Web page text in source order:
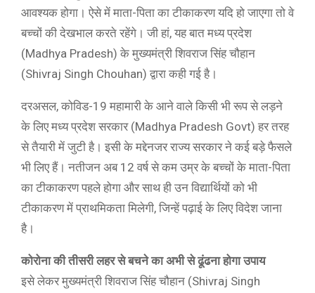
आवश्यक होगा। ऐसे में माता-पिता का टीकाकरण यदि हो जाएगा तो वे
बच्चों की देखभाल करते रहेंगे। जी हां, यह बात मध्य प्रदेश
(Madhya Pradesh) के मुख्यमंत्री शिवराज सिंह चौहान
(Shivraj Singh Chouhan) द्वारा कही गई है।
दरअसल, कोविड-19 महामारी के आने वाले किसी भी रूप से लड़ने
के लिए मध्य प्रदेश सरकार (Madhya Pradesh Govt) हर तरह
से तैयारी में जुटी है। इसी के मद्देनजर राज्य सरकार ने कई बड़े फैसले
भी लिए हैं। नतीजन अब 12 वर्ष से कम उम्र के बच्चों के माता-पिता
का टीकाकरण पहले होगा और साथ ही उन विद्यार्थियों को भी
टीकाकरण में प्राथमिकता मिलेगी, जिन्हें पढ़ाई के लिए विदेश जाना
है।
कोरोना की तीसरी लहर से बचने का अभी से ढूंढना होगा उपाय
इसे लेकर मुख्यमंत्री शिवराज सिंह चौहान (Shivraj Singh